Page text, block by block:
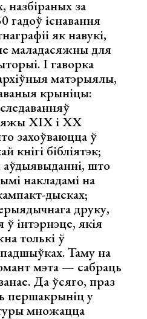
назбіраных за
гадоў існавання
як навукі,
маладасяжны для
І гаворка
матэрыялы,
крыніцы:
ХІХ і ХХ
захоўваюцца ў
кнігі бібліятэк;
што
накладамі на
дысках;
друку,
інтэрнэце, якія
толькі ў
падшыўках. Таму на
мэта — сабраць
Да ўсяго, праз
першакрыніц у
множацца